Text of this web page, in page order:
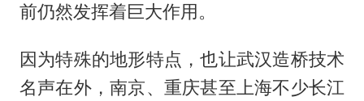
前仍然发挥着巨大作用。
因为特殊的地形特点，也让武汉造桥技术
名声在外，南京、重庆甚至上海不少长江